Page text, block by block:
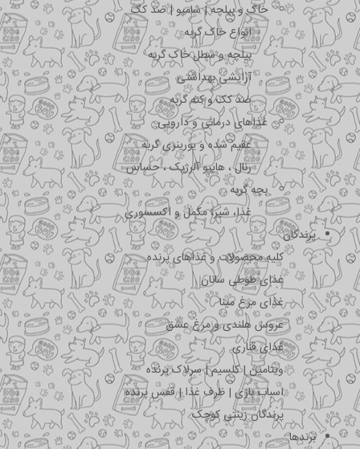
خاک و بیلچه | شامپو | ضد کک
انواع خاک گربه
بیلچه و سطل خاک گربه
آرایشی بهداشتی
ضد کک و کنه گربه
غذاهای درمانی و دارویی
عقیم شده و یورینری گربه
رنال ، هایپو آلرژیک ، حساس
بچه گربه
غذا، شیر، مکمل و اکسسوری
پرندگان
کلیه محصولات و غذاهای پرنده
غذای طوطی سانان
غذای مرغ مینا
عروس هلندی و مرغ عشق
غذای قناری
ویتامین | کلسیم | سرلاک پرنده
اسباب بازی | ظرف غذا | قفس پرنده
پرندگان زینتی کوچک
برندها